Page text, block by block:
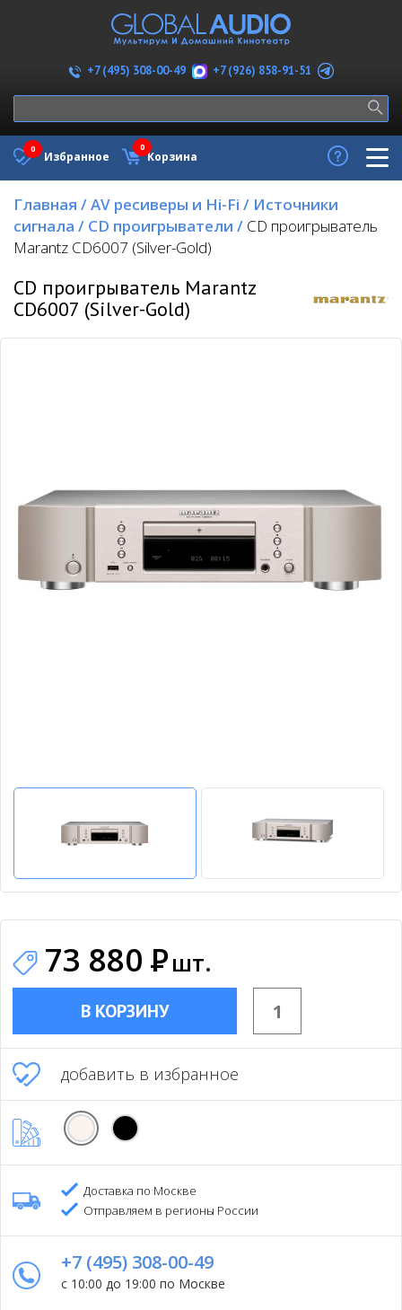
+7 (495) 308-00-49 +7 (926) 858-91-51
Избранное
0
Корзина
0
Главная /AV ресиверы и Hi-Fi / Источники
сигнала / CD проигрыватели / CD проигрыватель
Marantz CD6007 (Silver-Gold)
CD проигрыватель Marantz
CD6007 (Silver-Gold)
73 880 Ршт.
В КОРЗИНУ
добавить в избранное
Доставка по Москве
Отправляем в регионы России
+7 (495) 308-00-49
с 10:00 до 19:00 по Москве